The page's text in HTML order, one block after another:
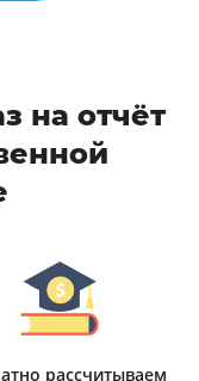
на отчёт
рассчитываем